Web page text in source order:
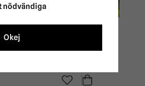
Flugtäcke All-in-One
nödvändiga
Okej